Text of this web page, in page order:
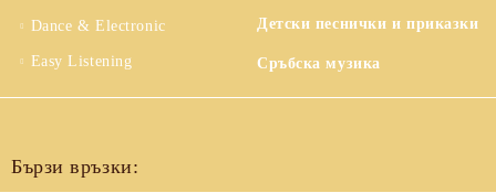
Dance & Electronic
Easy Listening
Детски песнички и приказки
Сръбска музика
Бързи връзки: